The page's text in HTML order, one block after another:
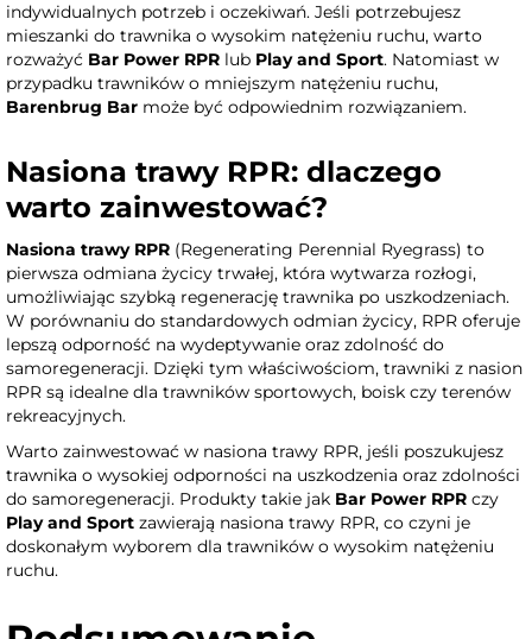
indywidualnych potrzeb i oczekiwań. Jeśli potrzebujesz
mieszanki do trawnika o wysokim natężeniu ruchu, warto
rozważyć Bar Power RPR lub Play and Sport. Natomiast w
przypadku trawników o mniejszym natężeniu ruchu,
Barenbrug Bar może być odpowiednim rozwiązaniem.
Nasiona trawy RPR: dlaczego
warto zainwestować?
Nasiona trawy RPR (Regenerating Perennial Ryegrass) to
pierwsza odmiana życicy trwałej, która wytwarza rozłogi,
umożliwiając szybką regenerację trawnika po uszkodzeniach.
W porównaniu do standardowych odmian życicy, RPR oferuje
lepszą odporność na wydeptywanie oraz zdolność do
samoregeneracji. Dzięki tym właściwościom, trawniki z nasion
RPR są idealne dla trawników sportowych, boisk czy terenów
rekreacyjnych.
Warto zainwestować w nasiona trawy RPR, jeśli poszukujesz
trawnika o wysokiej odporności na uszkodzenia oraz zdolności
do samoregeneracji. Produkty takie jak Bar Power RPR czy
Play and Sport zawierają nasiona trawy RPR, co czyni je
doskonałym wyborem dla trawników o wysokim natężeniu
ruchu.